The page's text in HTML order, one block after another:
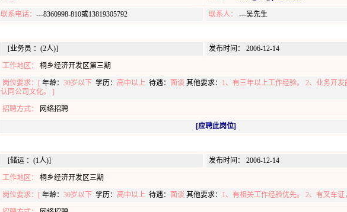
联系电话： ---8360998-810或13819305792 联系人： ---吴先生
[业务员 ：(2人)] 发布时间： 2006-12-14
工作地区： 桐乡经济开发区第三期
岗位要求：[ 年龄： 30岁以下 学历： 高中以上 待遇： 面谈 其他要求： 1、有三年以上工作经验。 2、业务开发
认同公司文化。 ]
招聘方式： 网络招聘
[应聘此岗位]
[储运 ：(1人)] 发布时间： 2006-12-14
工作地区： 桐乡经济开发区三期
岗位要求：[ 年龄： 30岁以下 学历： 高中以上 待遇： 面谈 其他要求： 1、有相关工作经验优先。 2、有叉车